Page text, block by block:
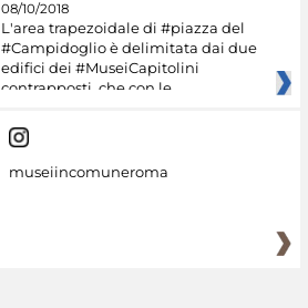
08/10/2018
L'area trapezoidale di #piazza del
#Campidoglio è delimitata dai due
edifici dei #MuseiCapitolini
contrapposti, che con le
museiincomuneroma